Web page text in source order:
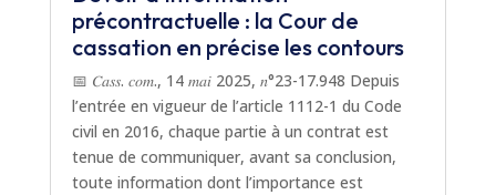
précontractuelle : la Cour de
cassation en précise les contours
📅 𝐶𝑎𝑠𝑠. 𝑐𝑜𝑚., 14 𝑚𝑎𝑖 2025, 𝑛°23-17.948 Depuis
l’entrée en vigueur de l’article 1112-1 du Code
civil en 2016, chaque partie à un contrat est
tenue de communiquer, avant sa conclusion,
toute information dont l’importance est